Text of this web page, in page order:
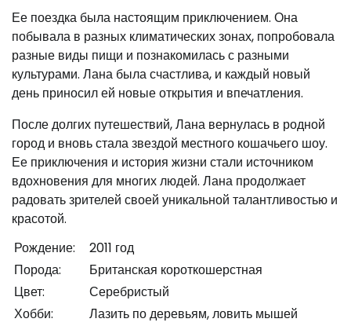
Ее поездка была настоящим приключением. Она
побывала в разных климатических зонах, попробовала
разные виды пищи и познакомилась с разными
культурами. Лана была счастлива, и каждый новый
день приносил ей новые открытия и впечатления.
После долгих путешествий, Лана вернулась в родной
город и вновь стала звездой местного кошачьего шоу.
Ее приключения и история жизни стали источником
вдохновения для многих людей. Лана продолжает
радовать зрителей своей уникальной талантливостью и
красотой.
Рождение:
2011 год
Порода:
Британская короткошерстная
Цвет:
Серебристый
Хобби:
Лазить по деревьям, ловить мышей